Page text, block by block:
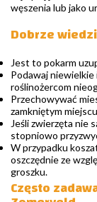
węszenia lub jako
Dobrze
Jest to pokarm
Podawaj niewielkie
roślinożercom
Przechowywać
zamkniętym
Jeśli zwierzęta nie
stopniowo
W przypadku
oszczędnie ze
groszku.
Często